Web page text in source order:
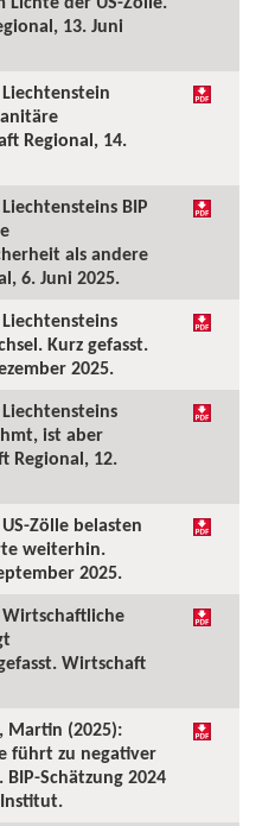
13. Juni
Regional, 14.
BIP
als andere
6. Juni 2025.
Kurz gefasst.
2025.
ist aber
Regional, 12.
Zölle belasten
weiterhin.
2025.
Wirtschaft
Martin (2025):
führt zu negativer
Schätzung 2024